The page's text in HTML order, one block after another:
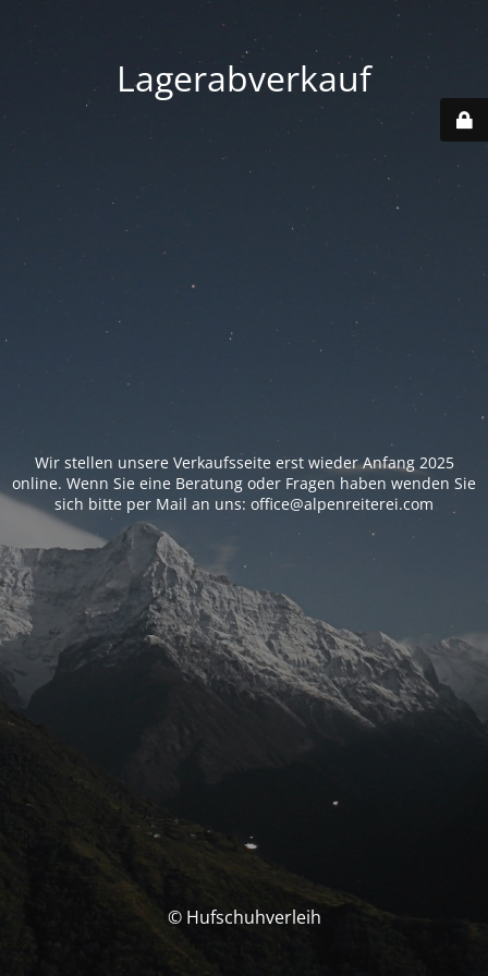
Lagerabverkauf
Wir stellen unsere Verkaufsseite erst wieder Anfang 2025
online. Wenn Sie eine Beratung oder Fragen haben wenden Sie
sich bitte per Mail an uns: office@alpenreiterei.com
© Hufschuhverleih